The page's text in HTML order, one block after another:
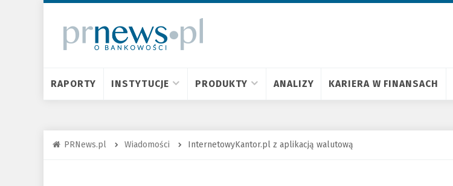
RAPORTY INSTYTUCJE PRODUKTY ANALIZY KARIERA W FINANSACH
PRNews.pl Wiadomości InternetowyKantor.pl z aplikacją walutową